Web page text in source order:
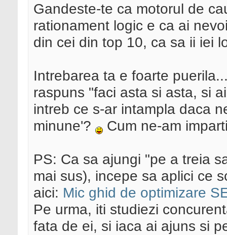
Gandeste-te ca motorul de
rationament logic e ca ai
din cei din top 10, ca sa ii iei
Intrebarea ta e foarte
raspuns "faci asta si asta, si
intreb ce s-ar intampla daca
minune'?
Cum ne-am
PS: Ca sa ajungi "pe a treia
mai sus), incepe sa aplici ce
aici: Mic ghid de optimizare
Pe urma, iti studiezi
fata de ei, si iaca ai ajuns si